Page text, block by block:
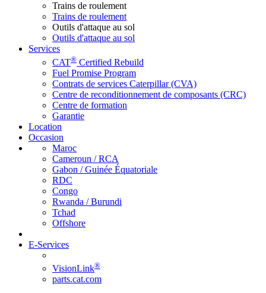
Trains de roulement
Trains de roulement
Outils d'attaque au sol
Outils d'attaque au sol
Services
CAT® Certified Rebuild
Fuel Promise Program
Contrats de services Caterpillar (CVA)
Centre de reconditionnement de composants (CRC)
Centre de formation
Garantie
Location
Occasion
Maroc
Cameroun / RCA
Gabon / Guinée Équatoriale
RDC
Congo
Rwanda / Burundi
Tchad
Offshore
E-Services
VisionLink®
parts.cat.com